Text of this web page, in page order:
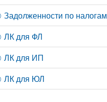
Задолженности по налогам
ЛК для ФЛ
ЛК для ИП
ЛК для ЮЛ